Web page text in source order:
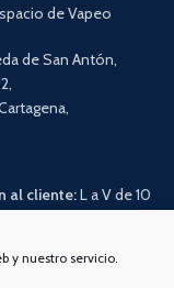
y nuestro servicio.
de Vapeo
de San Antón,
al cliente:L a V de 10
968 312 702